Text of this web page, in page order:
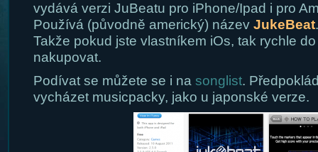
vydává verzi JuBeatu pro iPhone/Ipad i pro
Používá (původně americký) název JukeBeat
Takže pokud jste vlastníkem iOs, tak rychle
nakupovat.
Podívat se můžete se i na songlist.
vycházet musicpacky, jako u japonské verze.